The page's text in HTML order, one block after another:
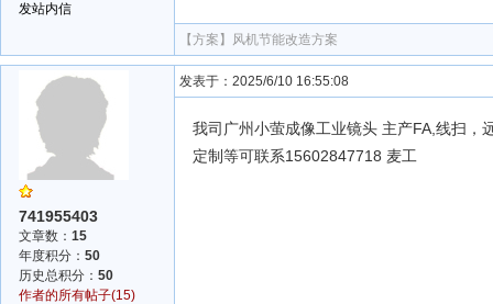
发站内信
【方案】 风机节能改造方案
741955403
文章数： 15
年度积分： 50
历史总积分： 50
作者的所有帖子(15)
发表于：2025/6/10 16:55:08
我司广州小萤成像工业镜头 主产FA,线扫，
定制等可联系15602847718 麦工